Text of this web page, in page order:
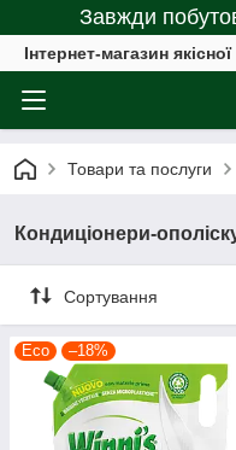
Завжди
Інтернет-магазин
Товари та послуги
Кондиціонери-
Сортування
Еcо –18%